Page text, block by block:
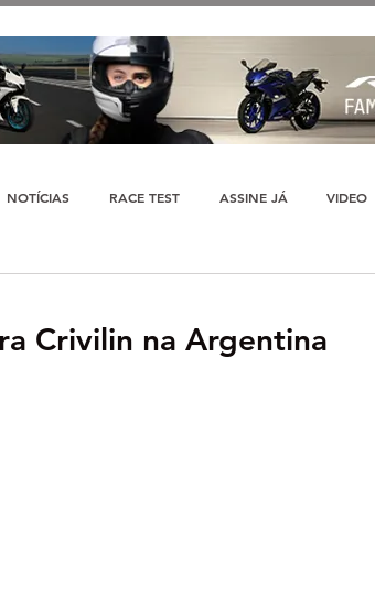
NOTÍCIAS RACE TEST ASSINE JÁ VIDEO
Crivilin na Argentina